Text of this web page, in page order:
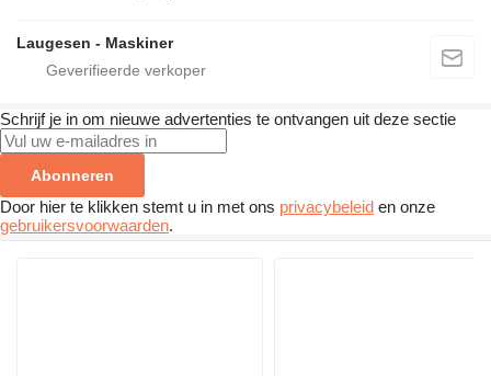
Laugesen - Maskiner
Schrijf je in om nieuwe advertenties te ontvangen uit deze sectie
Abonneren
Door hier te klikken stemt u in met ons privacybeleid en onze
gebruikersvoorwaarden.